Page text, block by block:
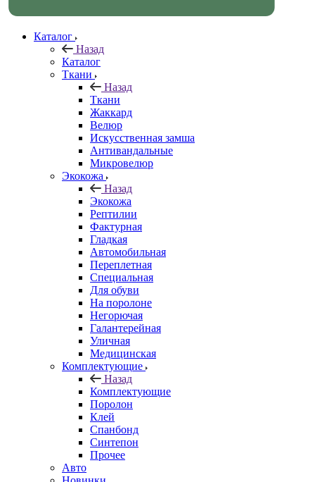
Каталог
Назад
Каталог
Ткани
Назад
Ткани
Жаккард
Велюр
Искусственная замша
Антивандальные
Микровелюр
Экокожа
Назад
Экокожа
Рептилии
Фактурная
Гладкая
Автомобильная
Переплетная
Специальная
Для обуви
На поролоне
Негорючая
Галантерейная
Уличная
Медицинская
Комплектующие
Назад
Комплектующие
Поролон
Клей
Спанбонд
Синтепон
Прочее
Авто